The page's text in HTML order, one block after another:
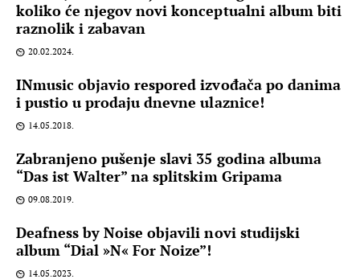
koliko će njegov novi konceptualni album biti
raznolik i zabavan
20.02.2024.
INmusic objavio respored izvođača po danima
i pustio u prodaju dnevne ulaznice!
14.05.2018.
Zabranjeno pušenje slavi 35 godina albuma
“Das ist Walter” na splitskim Gripama
09.08.2019.
Deafness by Noise objavili novi studijski
album “Dial »N« For Noize”!
14.05.2023.